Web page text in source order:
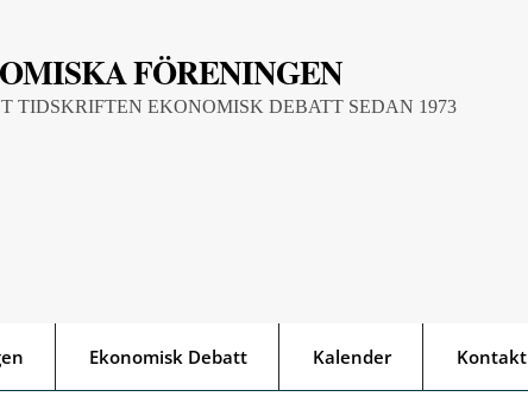
FÖRENINGEN
TIDSKRIFTEN EKONOMISK DEBATT SEDAN 1973
Ekonomisk Debatt Kalender Kontakt